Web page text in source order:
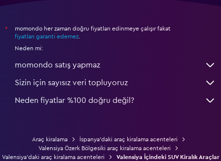
*
momondo her zaman doğru fiyatları edinmeye çalışır fakat
fiyatları garanti edemez
Neden mi:
momondo satış yapmaz
Sizin için sayısız veri topluyoruz
Neden fiyatlar %100 doğru değil?
Araç kiralama
İspanya'daki araç kiralama acenteleri
Valensiya Özerk Bölgesiki araç kiralama acenteleri
Valensiya'daki araç kiralama acenteleri
Valensiya İçindeki SUV Kiralık Araçlar